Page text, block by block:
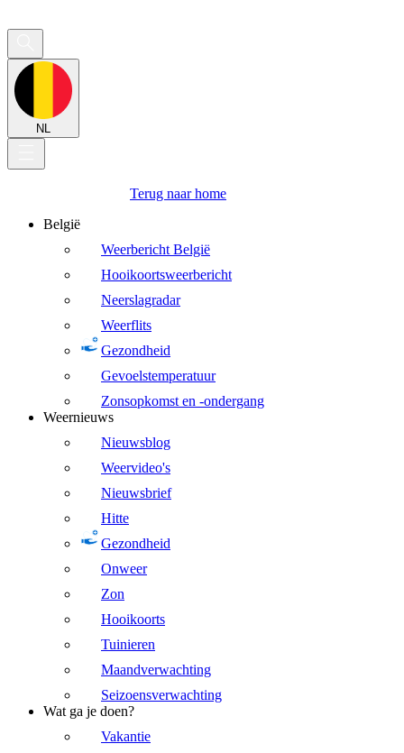
NL
Terug naar home
België
Weerbericht België
Hooikoortsweerbericht
Neerslagradar
Weerflits
Gezondheid
Gevoelstemperatuur
Zonsopkomst en -ondergang
Weernieuws
Nieuwsblog
Weervideo's
Nieuwsbrief
Hitte
Gezondheid
Onweer
Zon
Hooikoorts
Tuinieren
Maandverwachting
Seizoensverwachting
Wat ga je doen?
Vakantie